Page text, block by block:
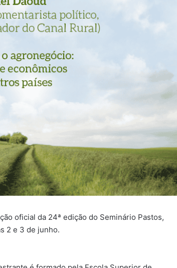
oficial da 24ª edição do Seminário Pastos,
2 e 3 de junho.